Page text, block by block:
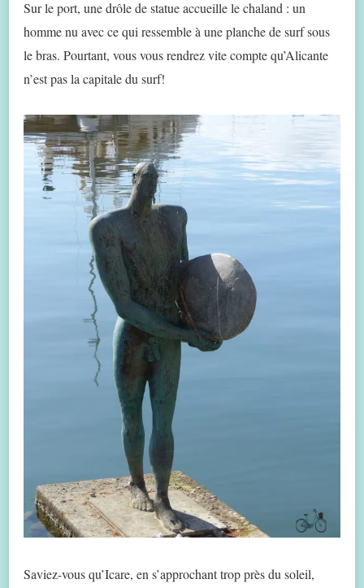
Sur le port, une drôle de statue accueille le chaland : un
homme nu avec ce qui ressemble à une planche de surf sous
le bras. Pourtant, vous vous rendrez vite compte qu’Alicante
n’est pas la capitale du surf!
Saviez-vous qu’Icare, en s’approchant trop près du soleil,